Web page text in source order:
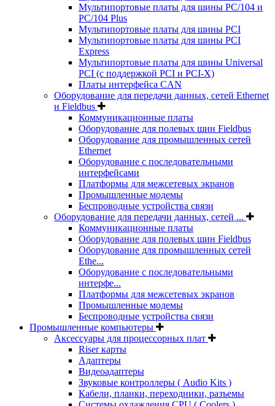
Мультипортовые платы для шины PC/104 и
PC/104 Plus
Мультипортовые платы для шины PCI
Мультипортовые платы для шины PCI
Express
Мультипортовые платы для шины Universal
PCI (с поддержкой PCI и PCI-X)
Платы интерфейса CAN
Оборудование для передачи данных, сетей Ethernet
и Fieldbus
Коммуникационные платы
Оборудование для полевых шин Fieldbus
Оборудование для промышленных сетей
Ethernet
Оборудование с последовательными
интерфейсами
Платформы для межсетевых экранов
Промышленные модемы
Беспроводные устройства связи
Оборудование для передачи данных, сетей ...
Коммуникационные платы
Оборудование для полевых шин Fieldbus
Оборудование для промышленных сетей
Ethe...
Оборудование с последовательными
интерфе...
Платформы для межсетевых экранов
Промышленные модемы
Беспроводные устройства связи
Промышленные компьютеры
Аксессуары для процессорных плат
Riser карты
Адаптеры
Видеоадаптеры
Звуковые контроллеры ( Audio Kits )
Кабели, планки, переходники, разъемы